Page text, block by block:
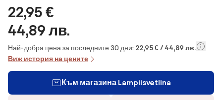
22,95 €
44,89 лв.
Най-добра цена за последните 30 дни: 22,95 € / 44,89 лв.
Виж история на цените
Към магазина Lampiisvetlina